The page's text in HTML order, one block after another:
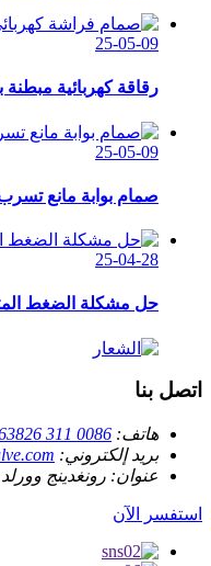
25-05-09
رقاقة كهربائية
25-05-09
صمام بوابة مانع
25-04-28
حل مشكلة الضغط
اتصل بنا
هاتف: 0086 311 89263826
بريد إلكتروني:
عنوان: رونغدينج وورلد بي - 1711 226 شارع شمال الصين، سي
استفسر الآن